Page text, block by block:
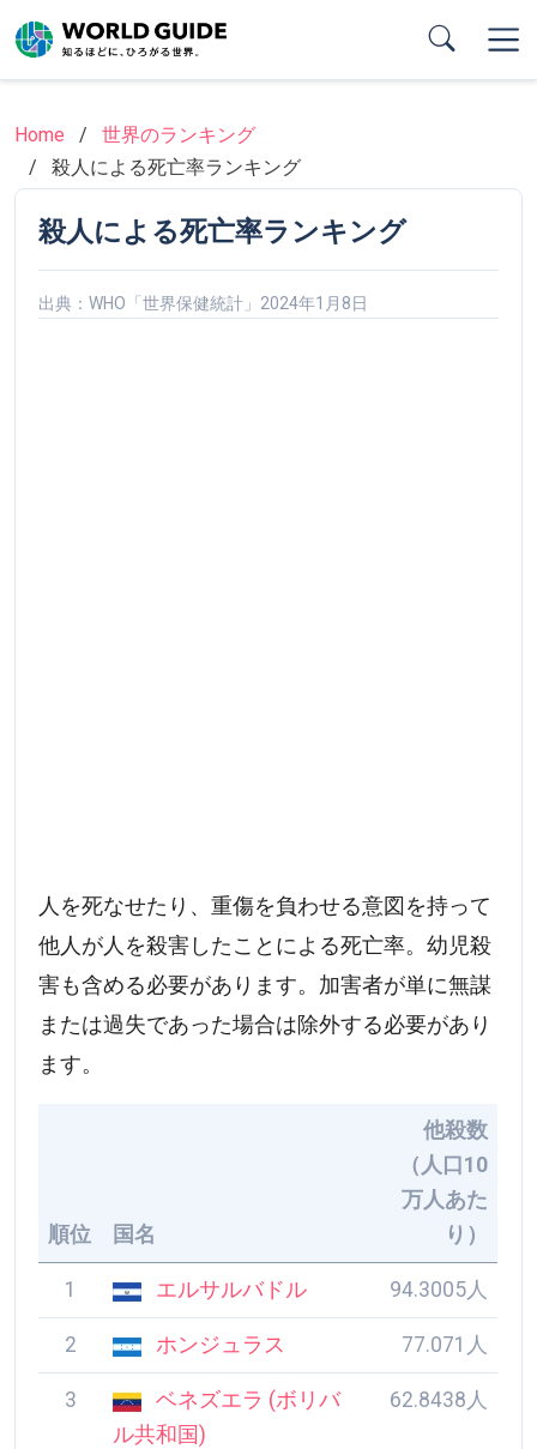
to
main
Home
世界のランキング
殺人による死亡率ランキング
殺人による死亡率ランキング
出典：WHO「世界保健統計」2024年1月8日
人を死なせたり、重傷を負わせる意図を持って
他人が人を殺害したことによる死亡率。幼児殺
害も含める必要があります。加害者が単に無謀
または過失であった場合は除外する必要があり
ます。
順位 国名
他殺数
（人口10
万人あた
り）
1 エルサルバドル 94.3005人
2 ホンジュラス 77.071人
3
ベネズエラ (ボリバ
ル共和国)
62.8438人